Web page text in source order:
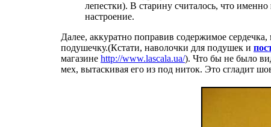
лепестки). В старину считалось, что
настроение.
Далее, аккуратно поправив содержимое
подушечку.(Кстати, наволочки для подушек и
магазине http://www.lascala.ua/). Что бы не было
мех, вытаскивая его из под ниток. Это сгладит